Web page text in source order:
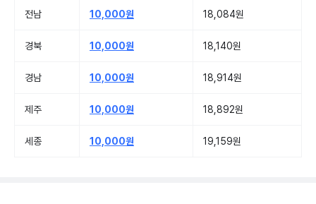
전남 10,000원 18,084원
경북 10,000원 18,140원
경남 10,000원 18,914원
제주 10,000원 18,892원
세종 10,000원 19,159원